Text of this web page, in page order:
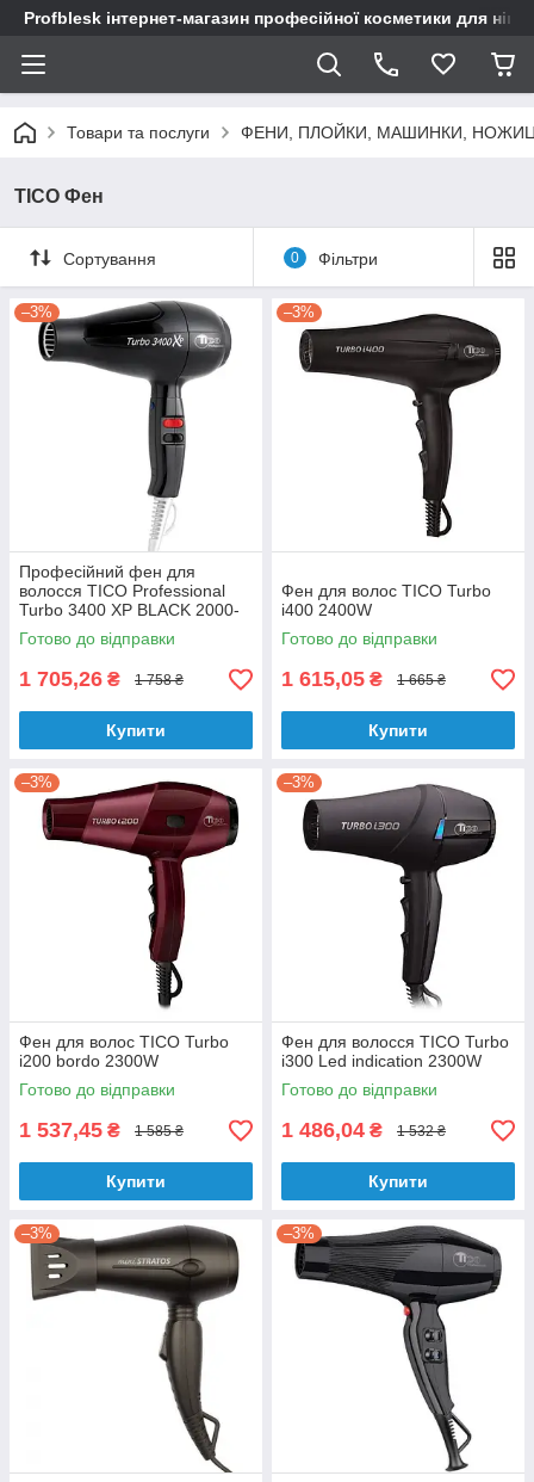
Profblesk інтернет-магазин професійної косметики для
Товари та послуги ФЕНИ, ПЛОЙКИ, МАШИНКИ,
TICO Фен
Сортування 0 Фільтри
–3%
Професійний фен для
волосся TICO Professional
Turbo 3400 XP BLACK 2000-
2200 W
Готово до відправки
1 705,26 ₴ 1 758 ₴
Купити
–3%
Фен для волос TICO Turbo
i400 2400W
Готово до відправки
1 615,05 ₴ 1 665 ₴
Купити
–3%
Фен для волос TICO Turbo
i200 bordo 2300W
Готово до відправки
1 537,45 ₴ 1 585 ₴
Купити
–3%
Фен для волосся TICO Turbo
i300 Led indication 2300W
Готово до відправки
1 486,04 ₴ 1 532 ₴
Купити
–3% –3%